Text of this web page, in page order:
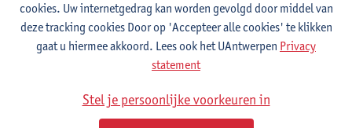
2026-2027 2025-2026 2024-2025
4-Wetenschappelijk Project
Bachelor in de industriële wetenschappen:
cookies. Uw internetgedrag kan worden gevolgd door middel van
deze tracking cookies Door op 'Accepteer alle cookies' te klikken
gaat u hiermee akkoord. Lees ook het UAntwerpen Privacy
statement
Stel je persoonlijke voorkeuren in